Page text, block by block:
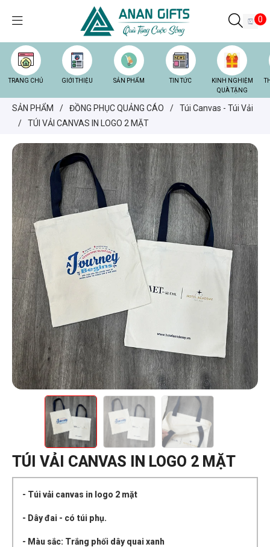
0
TRANG CHỦ GIỚI THIỆU SẢN PHẨM TIN TỨC
KINH NGHIỆM
QUÀ TẶNG
SẢN PHẨM / ĐỒNG PHỤC QUẢNG CÁO /
Túi Canvas - Túi Vải
/
TÚI VẢI CANVAS IN LOGO 2 MẶT
TÚI VẢI CANVAS IN LOGO 2 MẶT
- Túi vải canvas in logo 2 mặt
- Dây đai - có túi phụ.
- Màu sắc: Trắng phối dây quai xanh